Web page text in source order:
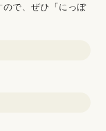
ので、ぜひ「にっぽ